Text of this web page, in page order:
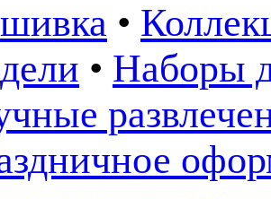
•
• Наборы